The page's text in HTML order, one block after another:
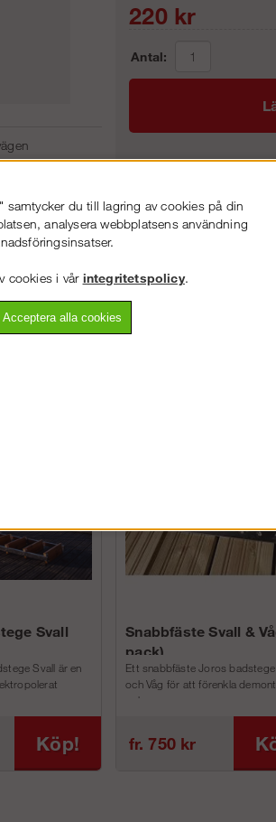
220kr
Antal:
Artnr:
info
Svall
Svall är en
Köp!
Snabbfäste Svall &
pack)
Ett snabbfäste Joros
och Våg för att förenkla
och m...
fr. 750 kr
samtycker du till lagring av cookies på din
analysera webbplatsens användning
cookies i vår integritetspolicy.
Acceptera alla cookies